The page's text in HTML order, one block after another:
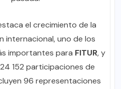
el crecimiento de la
internacional, uno de los
importantes para FITUR, y
152 participaciones de
96 representaciones